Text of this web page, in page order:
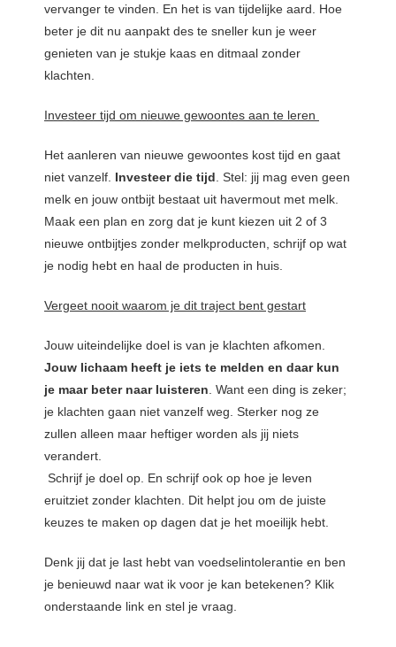
vervanger te vinden. En het is van tijdelijke aard. Hoe
beter je dit nu aanpakt des te sneller kun je weer
genieten van je stukje kaas en ditmaal zonder
klachten.
Investeer tijd om nieuwe gewoontes aan te leren
Het aanleren van nieuwe gewoontes kost tijd en gaat
niet vanzelf. Investeer die tijd . Stel: jij mag even geen
melk en jouw ontbijt bestaat uit havermout met melk.
Maak een plan en zorg dat je kunt kiezen uit 2 of 3
nieuwe ontbijtjes zonder melkproducten, schrijf op wat
je nodig hebt en haal de producten in huis.
Vergeet nooit waarom je dit traject bent gestart
Jouw uiteindelijke doel is van je klachten afkomen.
Jouw lichaam heeft je iets te melden en daar kun
je maar beter naar luisteren . Want een ding is zeker;
je klachten gaan niet vanzelf weg. Sterker nog ze
zullen alleen maar heftiger worden als jij niets
verandert.
Schrijf je doel op. En schrijf ook op hoe je leven
eruitziet zonder klachten. Dit helpt jou om de juiste
keuzes te maken op dagen dat je het moeilijk hebt.
Denk jij dat je last hebt van voedselintolerantie en ben
je benieuwd naar wat ik voor je kan betekenen? Klik
onderstaande link en stel je vraag.